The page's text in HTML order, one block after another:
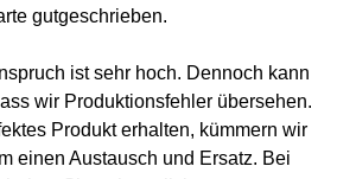
gutgeschrieben.
ist sehr hoch. Dennoch kann
wir Produktionsfehler übersehen.
Produkt erhalten, kümmern wir
einen Austausch und Ersatz. Bei